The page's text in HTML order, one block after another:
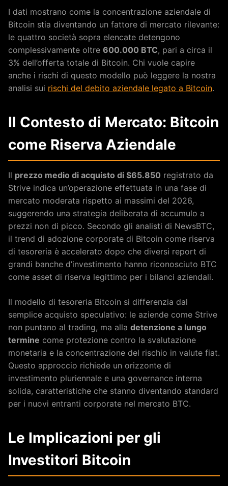
I dati mostrano come la concentrazione aziendale di
Bitcoin stia diventando un fattore di mercato rilevante:
le quattro società sopra elencate detengono
complessivamente oltre 600.000 BTC, pari a circa il
3% dell’offerta totale di Bitcoin. Chi vuole capire
anche i rischi di questo modello può leggere la nostra
analisi sui rischi del debito aziendale legato a Bitcoin.
Il Contesto di Mercato: Bitcoin
come Riserva Aziendale
Il prezzo medio di acquisto di $65.850 registrato da
Strive indica un’operazione effettuata in una fase di
mercato moderata rispetto ai massimi del 2026,
suggerendo una strategia deliberata di accumulo a
prezzi non di picco. Secondo gli analisti di NewsBTC,
il trend di adozione corporate di Bitcoin come riserva
di tesoreria è accelerato dopo che diversi report di
grandi banche d’investimento hanno riconosciuto BTC
come asset di riserva legittimo per i bilanci aziendali.
Il modello di tesoreria Bitcoin si differenzia dal
semplice acquisto speculativo: le aziende come Strive
non puntano al trading, ma alla detenzione a lungo
termine come protezione contro la svalutazione
monetaria e la concentrazione del rischio in valute fiat.
Questo approccio richiede un orizzonte di
investimento pluriennale e una governance interna
solida, caratteristiche che stanno diventando standard
per i nuovi entranti corporate nel mercato BTC.
Le Implicazioni per gli
Investitori Bitcoin